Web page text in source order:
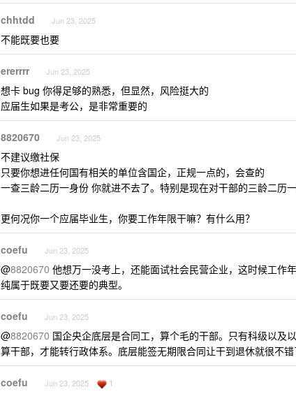
chhtdd Jun 23, 2025
不能既要也要
ererrrr Jun 23, 2025
想卡 bug 你得足够的熟悉，但显然，风险挺大的
应届生如果是考公，是非常重要的
8820670 Jun 23, 2025
不建议缴社保
只要你想进任何国有相关的单位含国企，正规一点的，会查的
一查三龄二历一身份 你就进不去了。特别是现在对干部的三龄二历一
更何况你一个应届毕业生，你要工作年限干嘛？有什么用？
coefu Jun 23, 2025
@8820670 他想万一没考上，还能面试社会民营企业，这时候工作
纯属于既要又要还要的典型。
coefu Jun 23, 2025
@8820670 国企央企底层是合同工，算个毛的干部。只有科级以及
算干部，才能转行政体系。底层能签无期限合同让干到退休就很不错
coefu Jun 23, 2025 1